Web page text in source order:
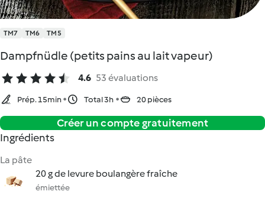
TM7 TM6 TM5
Dampfnüdle (petits pains au lait vapeur)
4.6 53 évaluations
Prép. 15min Total 3h 20 pièces
Créer un compte gratuitement
Ingrédients
La pâte
20 g de levure boulangère fraîche
émiettée